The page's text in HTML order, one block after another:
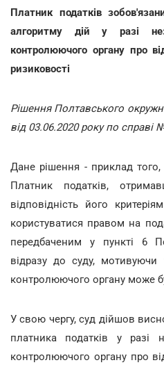
Платник податків
алгоритму дій у разі
контролюючого органу про
ризиковості
Рішення Полтавського
від 03.06.2020 року по
Дане рішення - приклад
Платник податків,
відповідність його
користуватися правом на
передбаченим у пункті 6
відразу до суду,
контролюючого органу може
У свою чергу, суд дійшов
платника податків у разі
контролюючого органу про